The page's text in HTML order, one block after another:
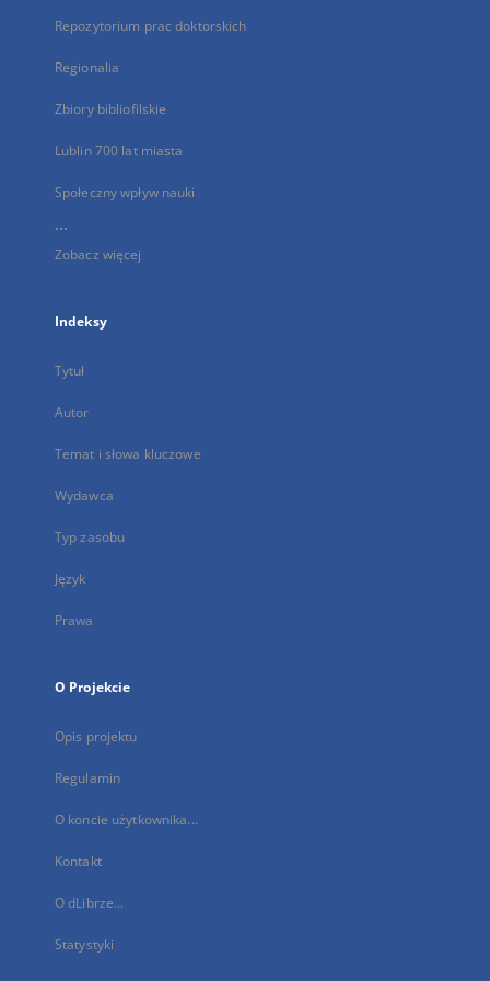
Repozytorium prac doktorskich
Regionalia
Zbiory bibliofilskie
Lublin 700 lat miasta
Społeczny wpływ nauki
...
Zobacz więcej
Indeksy
Tytuł
Autor
Temat i słowa kluczowe
Wydawca
Typ zasobu
Język
Prawa
O Projekcie
Opis projektu
Regulamin
O koncie użytkownika...
Kontakt
O dLibrze...
Statystyki